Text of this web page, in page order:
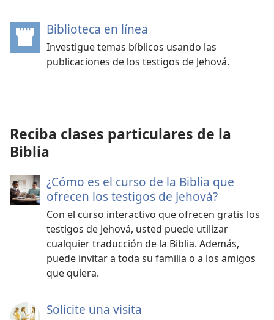
Biblioteca en línea
una
nueva
ventana)
Investigue temas bíblicos usando las
publicaciones de los testigos de Jehová.
Reciba clases particulares de la
Biblia
¿Cómo es el curso de la Biblia que
ofrecen los testigos de Jehová?
Con el curso interactivo que ofrecen gratis los
testigos de Jehová, usted puede utilizar
cualquier traducción de la Biblia. Además,
puede invitar a toda su familia o a los amigos
que quiera.
Solicite una visita